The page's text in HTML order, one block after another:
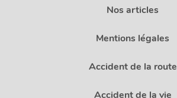
Nos articles
Mentions légales
Accident de la route
Accident de la vie